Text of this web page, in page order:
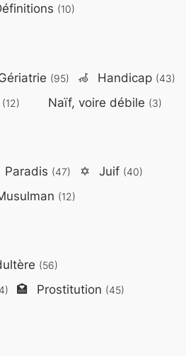
(10)
(95) 🦽 Handicap (43)
(12) Naïf, voire débile (3)
Paradis (47) ✡️ Juif (40)
(12)
(56)
🏩 Prostitution (45)